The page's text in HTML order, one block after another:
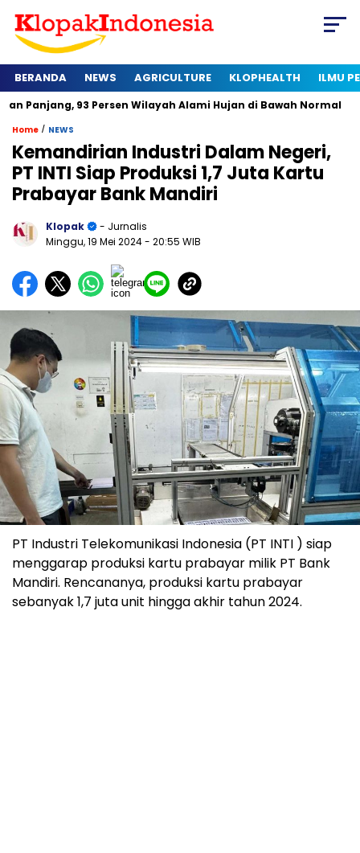
BERANDA NEWS AGRICULTURE KLOPHEALTH ILMU
93 Persen Wilayah Alami Hujan di Bawah Normal Kapan
Home / NEWS
Kemandirian Industri Dalam Negeri,
PT INTI Siap Produksi 1,7 Juta Kartu
Prabayar Bank Mandiri
Klopak
- Jurnalis
Minggu, 19 Mei 2024- 20:55 WIB
PT Industri Telekomunikasi Indonesia (PT INTI ) siap
menggarap produksi kartu prabayar milik PT Bank
Mandiri. Rencananya, produksi kartu prabayar
sebanyak 1,7 juta unit hingga akhir tahun 2024.